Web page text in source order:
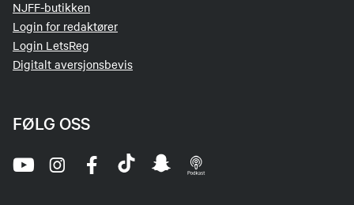
NJFF-butikken
Login for redaktører
Login LetsReg
Digitalt aversjonsbevis
FØLG OSS